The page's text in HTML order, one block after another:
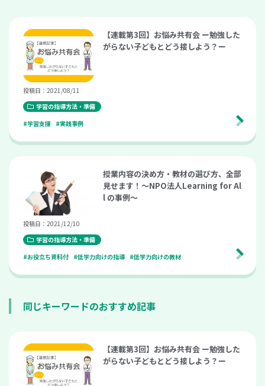
【連載第3回】お悩み共有会 ー勉強した
がらない子どもとどう接しよう？ー
投稿日：2021/08/11
学習の指導方法・準備
#学習支援
#実践事例
授業内容の決め方・教材の選び方、全部
見せます！～NPO法人Learning for Al
l の事例～
投稿日：2021/12/10
学習の指導方法・準備
#お役立ち資料付
#低学力向けの指導 #低学力向けの教材
同じキーワードのおすすめ記事
【連載第3回】お悩み共有会 ー勉強した
がらない子どもとどう接しよう？ー